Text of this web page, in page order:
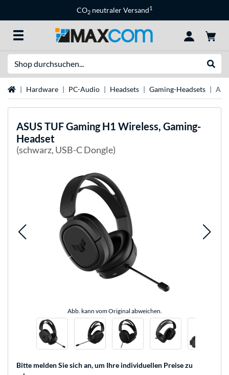
CO2 neutraler Versand1
StartseiteHardware PC-Audio Headsets Gaming-Headsets
ASUS TUF Gaming H1 Wireless, Gaming-
Headset
(schwarz, USB-C Dongle)
Abb. kann vom Original abweichen.
Bitte melden Sie sich an, um Ihre individuellen Preise zu